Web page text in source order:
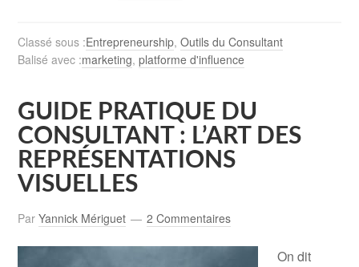
Classé sous :Entrepreneurship,Outils du Consultant
Balisé avec :marketing,platforme d'influence
GUIDE PRATIQUE DU
CONSULTANT : L’ART DES
REPRÉSENTATIONS
VISUELLES
ParYannick Mériguet 2 Commentaires
On dit